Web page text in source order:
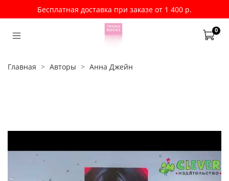
Бесплатная доставка при заказе от 1 400 р.
0
Главная Авторы Анна Джейн